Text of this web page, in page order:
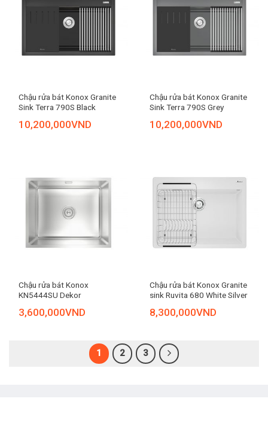
Chậu rửa bát Konox Granite
Sink Terra 790S Black
10,200,000VND
Chậu rửa bát Konox Granite
Sink Terra 790S Grey
10,200,000VND
Chậu rửa bát Konox
KN5444SU Dekor
3,600,000VND
Chậu rửa bát Konox Granite
sink Ruvita 680 White Silver
8,300,000VND
1 2 3